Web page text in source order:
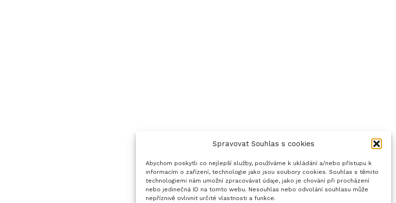
Spravovat Souhlas s cookies
Abychom poskytli co nejlepší služby, používáme k ukládání a/nebo přístupu k
informacím o zařízení, technologie jako jsou soubory cookies. Souhlas s těmito
technologiemi nám umožní zpracovávat údaje, jako je chování při procházení
nebo jedinečná ID na tomto webu. Nesouhlas nebo odvolání souhlasu může
nepříznivě ovlivnit určité vlastnosti a funkce.